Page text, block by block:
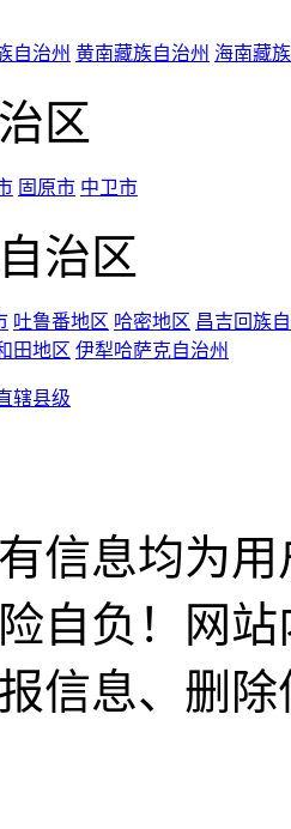
自治州 黄南藏族自治州 海南藏
区
固原市 中卫市
治区
吐鲁番地区 哈密地区 昌吉回族
田地区 伊犁哈萨克自治州
辖县级
信息均为
自负！网
信息、删